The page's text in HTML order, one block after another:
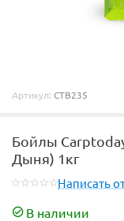
Артикул: CTB235
Бойлы
Дыня) 1кг
Написать
В наличии